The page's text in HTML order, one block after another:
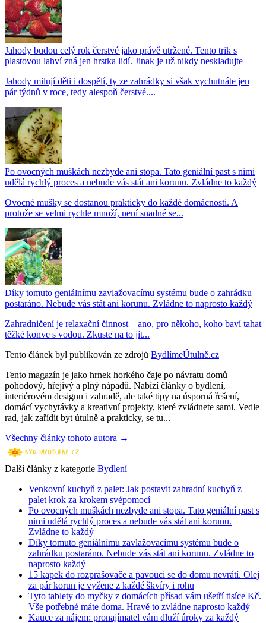
Jahody budou celý rok čerstvé jako právě utržené. Tento trik s
plastovou lahví zná jen hrstka lidí. Jinak je už nikdy neskladujte
Jahody milují děti i dospělí, ty ze zahrádky si však vychutnáte jen
pár týdnů v roce, tedy alespoň čerstvé....
Po ovocných muškách nezbyde ani stopa. Tato geniální past s nimi
udělá rychlý proces a nebude vás stát ani korunu. Zvládne to každý
Ovocné mušky se dostanou prakticky do každé domácnosti. A
protože se velmi rychle množí, není snadné se...
Díky tomuto geniálnímu zavlažovacímu systému bude o zahrádku
postaráno. Nebude vás stát ani korunu. Zvládne to naprosto každý
Zahradničení je relaxační činnost – ano, pro někoho, koho baví tahat
těžké konve s vodou. Zkuste na to jít...
Tento článek byl publikován ze zdrojů BydlímeÚtulně.cz
Tento magazín je jako hrnek horkého čaje po návratu domů –
pohodový, hřejivý a plný nápadů. Nabízí články o bydlení,
interiérovém designu i zahradě, ale také tipy na úsporná řešení,
domácí vychytávky a kreativní projekty, které zvládnete sami. Vedle
rad, jak zařídit byt útulně a prakticky, se tu...
Všechny články tohoto autora →
Další články z kategorie Bydlení
Venkovní kuchyň z palet: Jak postavit zahradní kuchyň z
palet krok za krokem svépomocí
Po ovocných muškách nezbyde ani stopa. Tato geniální past s
nimi udělá rychlý proces a nebude vás stát ani korunu.
Zvládne to každý
Díky tomuto geniálnímu zavlažovacímu systému bude o
zahrádku postaráno. Nebude vás stát ani korunu. Zvládne to
naprosto každý
15 kapek do rozprašovače a pavouci se do domu nevrátí. Olej
za pár korun je vyžene z každé škvíry i rohu
Tyto tablety do myčky z domácích přísad vám ušetří tisíce Kč.
Vše potřebné máte doma. Hravě to zvládne naprosto každý
Kauce za nájem: pronajímatel vám dluží úroky za každý